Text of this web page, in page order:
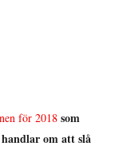
för 2018 som
handlar om att slå